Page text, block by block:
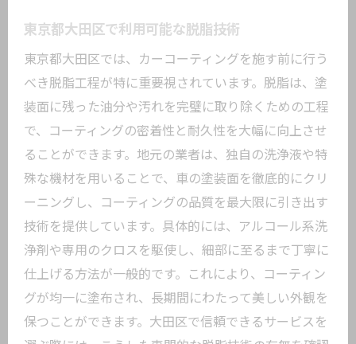
東京都大田区で利用可能な脱脂技術
東京都大田区では、カーコーティングを施す前に行う
べき脱脂工程が特に重要視されています。脱脂は、塗
装面に残った油分や汚れを完璧に取り除くための工程
で、コーティングの密着性と耐久性を大幅に向上させ
ることができます。地元の業者は、独自の洗浄液や特
殊な機材を用いることで、車の塗装面を徹底的にクリ
ーニングし、コーティングの品質を最大限に引き出す
技術を提供しています。具体的には、アルコール系洗
浄剤や専用のクロスを駆使し、細部に至るまで丁寧に
仕上げる方法が一般的です。これにより、コーティン
グが均一に塗布され、長期間にわたって美しい外観を
保つことができます。大田区で信頼できるサービスを